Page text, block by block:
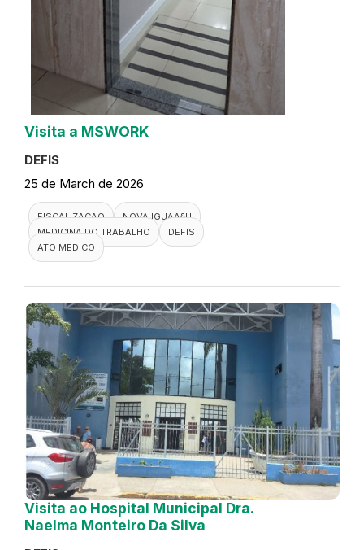
Visita a MSWORK
DEFIS
25 de March de 2026
FISCALIZACAO
NOVA IGUAÃ§U
MEDICINA DO TRABALHO
DEFIS
ATO MEDICO
Visita ao Hospital Municipal Dra.
Naelma Monteiro Da Silva